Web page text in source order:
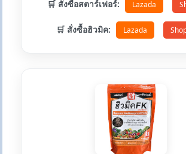
🛒 สั่งซื้อสตาร์เฟอร์: Lazada
🛒 สั่งซื้อฮิวมิค: Lazada